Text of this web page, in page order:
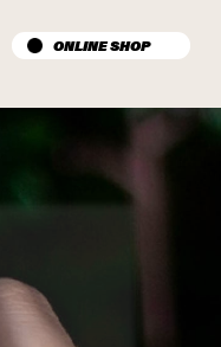
ONLINE SHOP